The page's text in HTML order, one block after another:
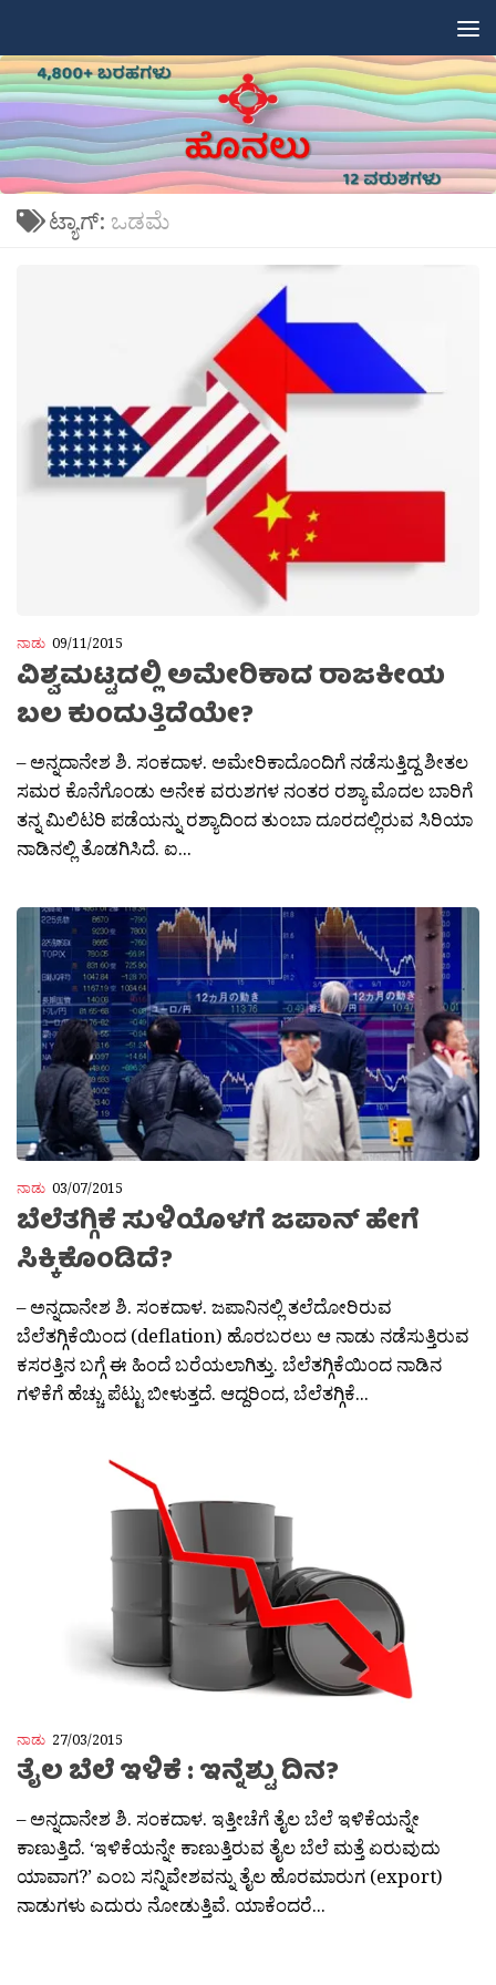
ಟ್ಯಾಗ್: ಒಡಮೆ
ನಾಡು 09/11/2015
ವಿಶ್ವಮಟ್ಟದಲ್ಲಿ ಅಮೇರಿಕಾದ ರಾಜಕೀಯ
ಬಲ ಕುಂದುತ್ತಿದೆಯೇ?
– ಅನ್ನದಾನೇಶ ಶಿ. ಸಂಕದಾಳ. ಅಮೇರಿಕಾದೊಂದಿಗೆ ನಡೆಸುತ್ತಿದ್ದ ಶೀತಲ
ಸಮರ ಕೊನೆಗೊಂಡು ಅನೇಕ ವರುಶಗಳ ನಂತರ ರಶ್ಯಾ ಮೊದಲ ಬಾರಿಗೆ
ತನ್ನ ಮಿಲಿಟರಿ ಪಡೆಯನ್ನು ರಶ್ಯಾದಿಂದ ತುಂಬಾ ದೂರದಲ್ಲಿರುವ ಸಿರಿಯಾ
ನಾಡಿನಲ್ಲಿ ತೊಡಗಿಸಿದೆ. ಐ...
ನಾಡು 03/07/2015
ಬೆಲೆತಗ್ಗಿಕೆ ಸುಳಿಯೊಳಗೆ ಜಪಾನ್ ಹೇಗೆ
ಸಿಕ್ಕಿಕೊಂಡಿದೆ?
– ಅನ್ನದಾನೇಶ ಶಿ. ಸಂಕದಾಳ. ಜಪಾನಿನಲ್ಲಿ ತಲೆದೋರಿರುವ
ಬೆಲೆತಗ್ಗಿಕೆಯಿಂದ (deflation) ಹೊರಬರಲು ಆ ನಾಡು ನಡೆಸುತ್ತಿರುವ
ಕಸರತ್ತಿನ ಬಗ್ಗೆ ಈ ಹಿಂದೆ ಬರೆಯಲಾಗಿತ್ತು. ಬೆಲೆತಗ್ಗಿಕೆಯಿಂದ ನಾಡಿನ
ಗಳಿಕೆಗೆ ಹೆಚ್ಚು ಪೆಟ್ಟು ಬೀಳುತ್ತದೆ. ಆದ್ದರಿಂದ, ಬೆಲೆತಗ್ಗಿಕೆ...
ನಾಡು 27/03/2015
ತೈಲ ಬೆಲೆ ಇಳಿಕೆ : ಇನ್ನೆಶ್ಟು ದಿನ?
– ಅನ್ನದಾನೇಶ ಶಿ. ಸಂಕದಾಳ. ಇತ್ತೀಚೆಗೆ ತೈಲ ಬೆಲೆ ಇಳಿಕೆಯನ್ನೇ
ಕಾಣುತ್ತಿದೆ. ‘ಇಳಿಕೆಯನ್ನೇ ಕಾಣುತ್ತಿರುವ ತೈಲ ಬೆಲೆ ಮತ್ತೆ ಏರುವುದು
ಯಾವಾಗ?’ ಎಂಬ ಸನ್ನಿವೇಶವನ್ನು ತೈಲ ಹೊರಮಾರುಗ (export)
ನಾಡುಗಳು ಎದುರು ನೋಡುತ್ತಿವೆ. ಯಾಕೆಂದರೆ...